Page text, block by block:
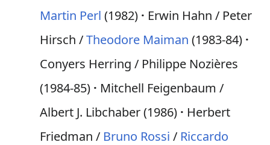
Martin Perl (1982)
Erwin Hahn / Peter
Hirsch /Theodore Maiman (1983-84)
Conyers Herring / Philippe Nozières
(1984-85)
Mitchell Feigenbaum /
Albert J. Libchaber (1986)
Herbert
Friedman / Bruno Rossi / Riccardo